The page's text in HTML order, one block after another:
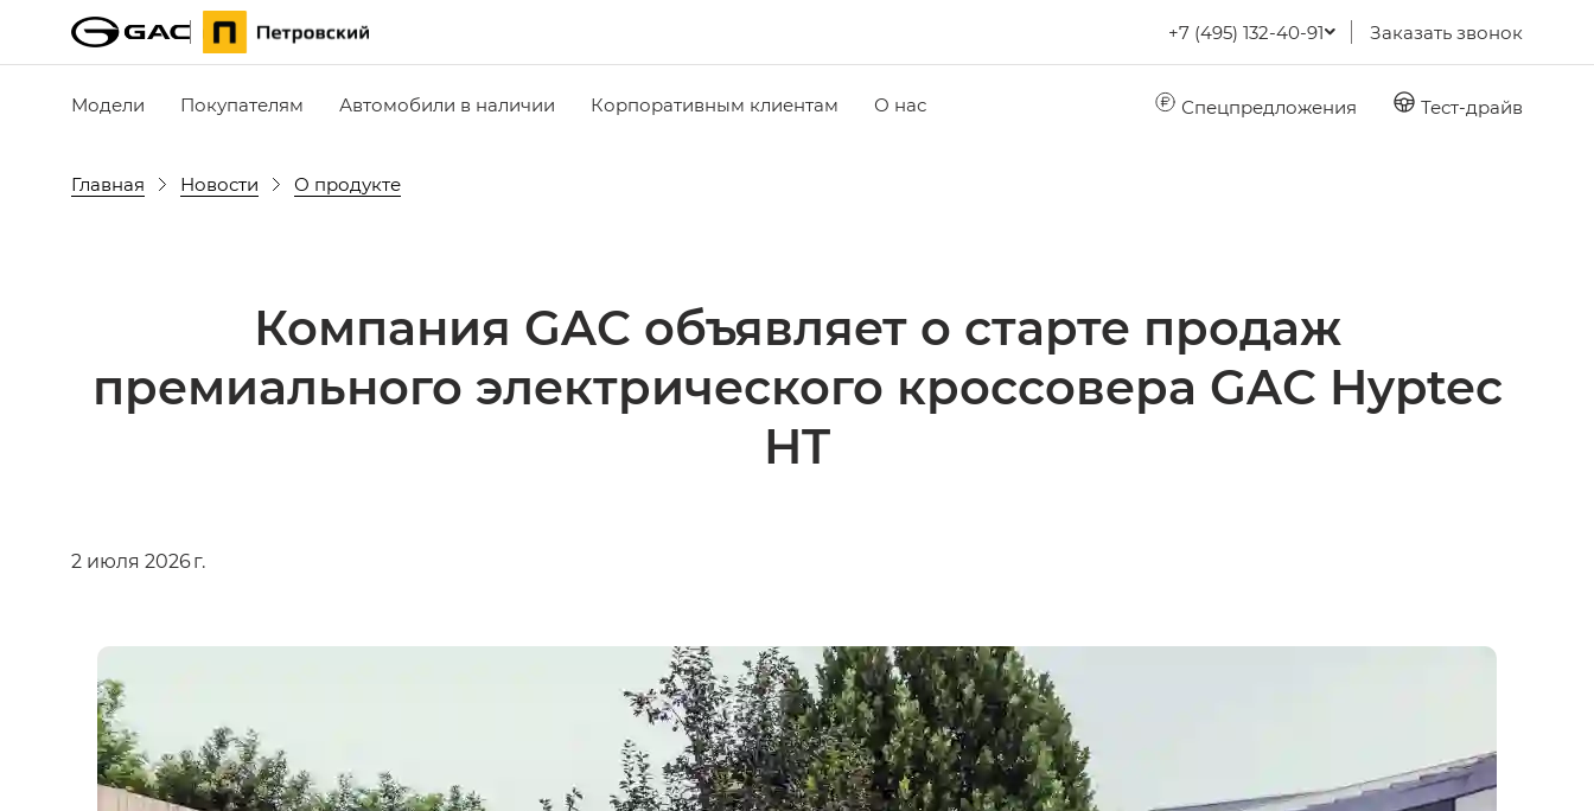
+7 (495) 132-40-91 Заказать звонок
Модели Покупателям Автомобили в наличии Корпоративным клиентам О нас Спецпредложения Тест-драйв
Главная Новости О продукте
Компания GAC объявляет о старте продаж
премиального электрического кроссовера GAC Hyptec
HT
2 июля 2026 г.